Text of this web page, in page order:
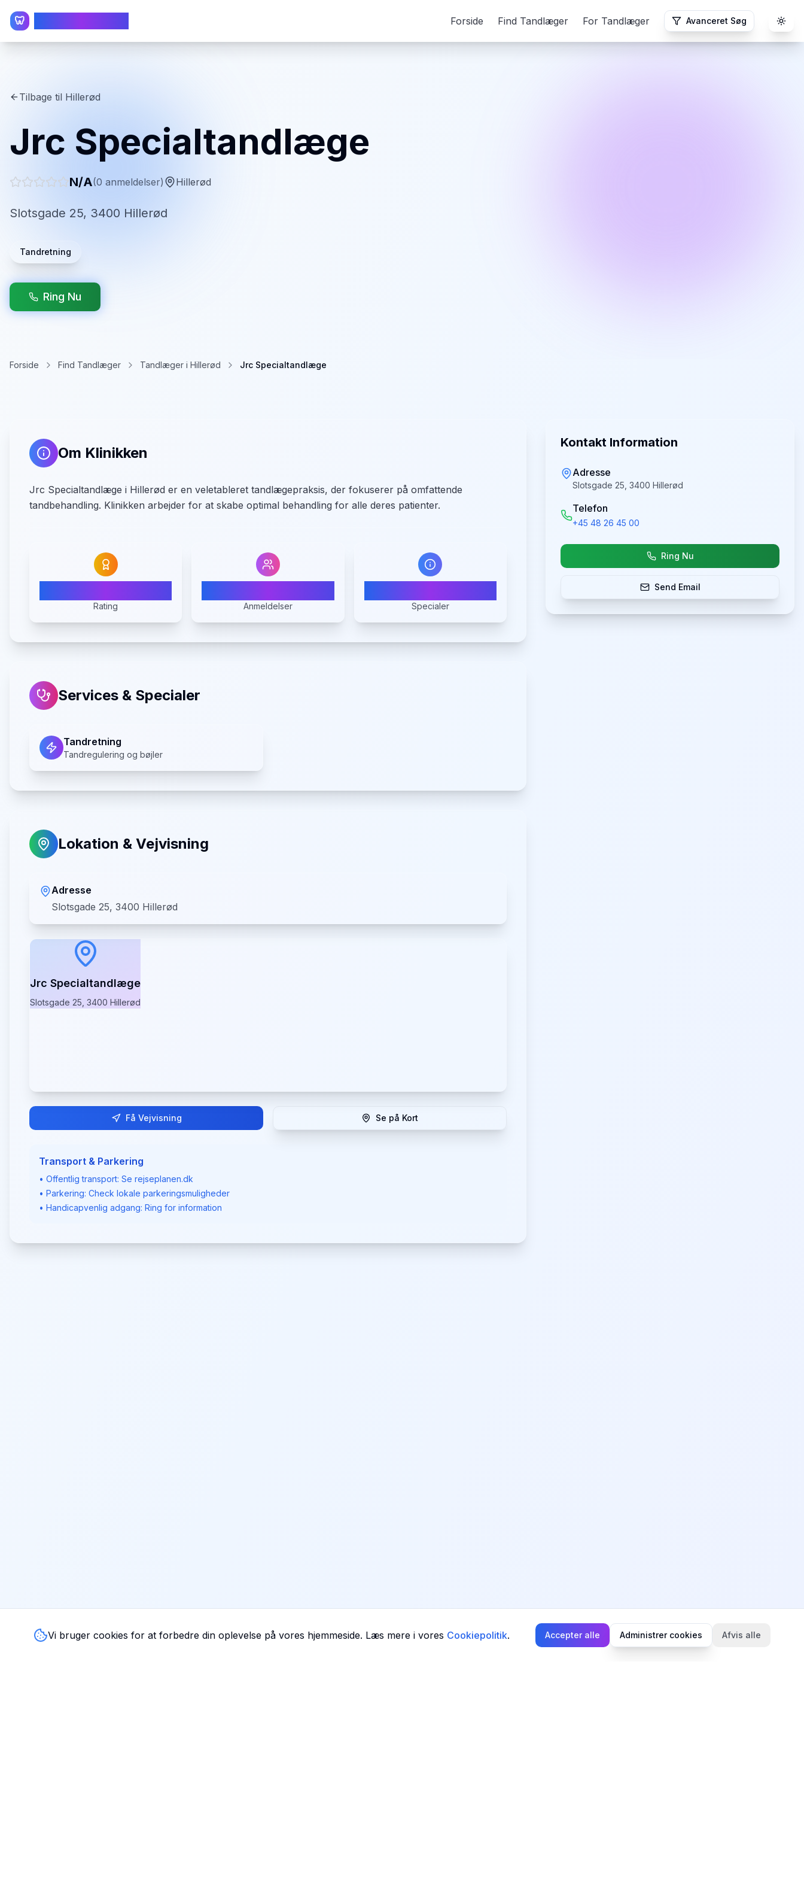
🦷 Forside Find Tandlæger For Tandlæger Avanceret Søg
Tilbage til Hillerød
Jrc Specialtandlæge
N/A(0 anmeldelser) Hillerød
Slotsgade 25, 3400 Hillerød
Tandretning
Ring Nu
Forside Find Tandlæger Tandlæger i Hillerød Jrc Specialtandlæge
Om Klinikken
Jrc Specialtandlæge i Hillerød er en veletableret tandlægepraksis, der fokuserer på omfattende
tandbehandling. Klinikken arbejder for at skabe optimal behandling for alle deres patienter.
Rating Anmeldelser Specialer
Services & Specialer
Tandretning
Tandregulering og bøjler
Lokation & Vejvisning
Adresse
Slotsgade 25, 3400 Hillerød
Jrc Specialtandlæge
Slotsgade 25, 3400 Hillerød
Få Vejvisning Se på Kort
Transport & Parkering
• Offentlig transport: Se rejseplanen.dk
• Parkering: Check lokale parkeringsmuligheder
• Handicapvenlig adgang: Ring for information
Kontakt Information
Adresse
Slotsgade 25, 3400 Hillerød
Telefon
+45 48 26 45 00
Ring Nu
Send Email
Vi bruger cookies for at forbedre din oplevelse på vores hjemmeside. Læs mere i vores Cookiepolitik. Accepter alle Administrer cookies Afvis alle